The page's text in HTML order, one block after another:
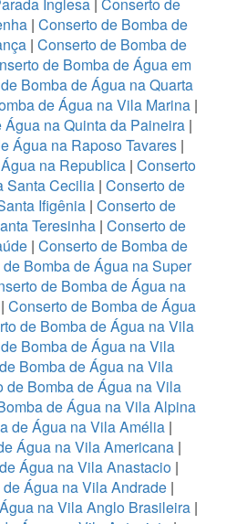
Inglesa | Conserto de
| Conserto de Bomba de
| Conserto de Bomba de
de Bomba de Água em
Bomba de Água na Quarta
de Água na Vila Marina|
na Quinta da Paineira|
Água na Raposo Tavares |
na Republica | Conserto
Santa Cecilia | Conserto de
Ifigênia | Conserto de
Teresinha | Conserto de
| Conserto de Bomba de
Bomba de Água na Super
de Bomba de Água na
| Conserto de Bomba de Água
de Bomba de Água na Vila
Bomba de Água na Vila
Bomba de Água na Vila
de Bomba de Água na Vila
de Água na Vila Alpina
de Água na Vila Amélia |
Água na Vila Americana|
Água na Vila Anastacio|
Água na Vila Andrade|
na Vila Anglo Brasileira |